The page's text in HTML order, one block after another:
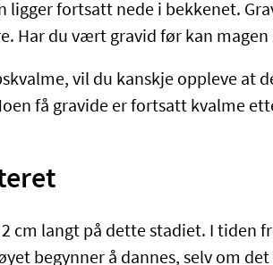
ligger fortsatt nede i bekkenet.
Har du vært gravid før kan
vil du kanskje oppleve at
få gravide er fortsatt kvalme
cm langt på dette stadiet. I tiden
begynner å dannes, selv om